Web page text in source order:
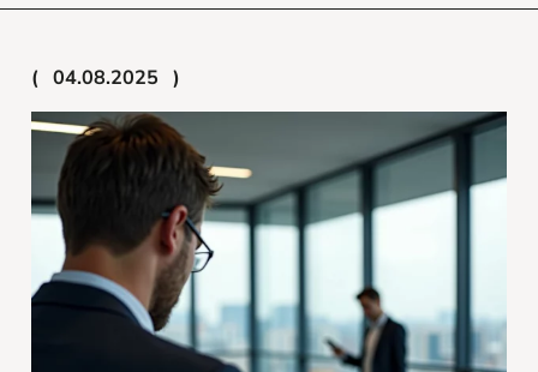
04.08.2025